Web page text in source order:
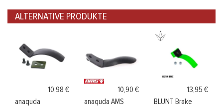
ALTERNATIVE PRODUKTE
10,98 €
anaquda
10,90 €
anaquda AMS
13,95 €
BLUNT Brake